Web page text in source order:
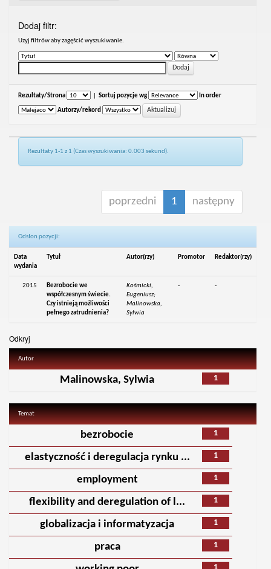
Dodaj filtr:
Uzyj filtrów aby zagęścić wyszukiwanie.
Rezultaty/Strona Sortuj pozycje wg In order
Autorzy/rekord
Rezultaty 1-1 z 1 (Czas wyszukiwania: 0.003 sekund).
poprzedni 1 następny
Odsłon pozycji:
Data
wydania
Tytuł Autor(rzy) Promotor Redaktor(rzy)
2015
Bezrobocie we
współczesnym świecie.
Czy istnieją możliwości
pełnego zatrudnienia?
Kośmicki,
Eugeniusz;
Malinowska,
Sylwia
- -
Odkryj
Autor
1
Malinowska, Sylwia
Temat
1
bezrobocie
1
elastyczność i deregulacja rynku ...
1
employment
1
flexibility and deregulation of l...
1
globalizacja i informatyzacja
1
praca